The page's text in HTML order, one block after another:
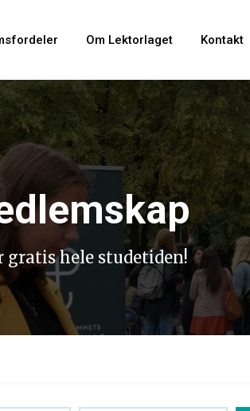
Om Lektorlaget Kontakt
gratis hele studetiden!